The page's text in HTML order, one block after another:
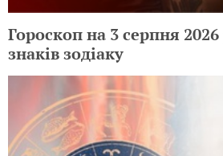
Гороскоп на 3 серпня 2026
знаків зодіаку